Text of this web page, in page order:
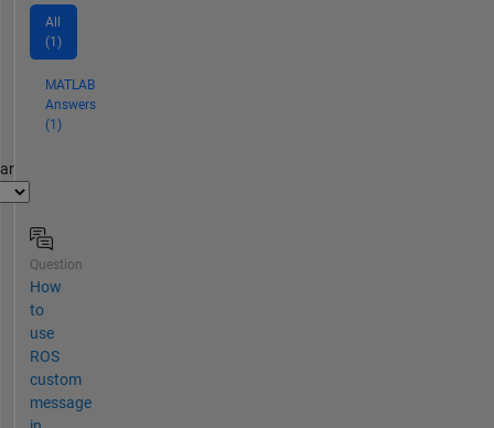
All
(1)
MATLAB
Answers
(1)
Question
How
to
use
ROS
custom
message